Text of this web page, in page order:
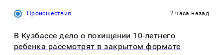
Происшествия 2 часа назад
В Кузбассе дело о похищении 10-летнего
ребенка рассмотрят в закрытом формате